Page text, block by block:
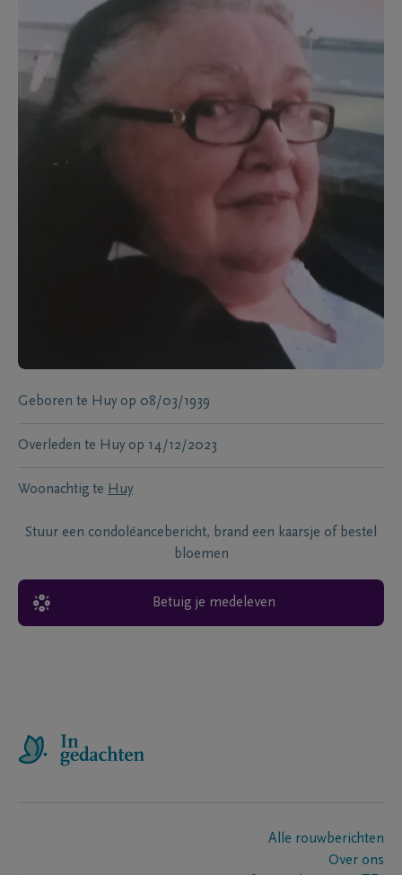
Geboren te Huy op 08/03/1939
Overleden te Huy op 14/12/2023
Woonachtig te Huy
Stuur een condoléancebericht, brand een kaarsje of bestel
bloemen
Betuig je medeleven
Alle rouwberichten
Over ons